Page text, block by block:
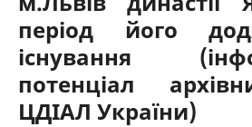
період його
існування
потенціал
ЦДІАЛ України)